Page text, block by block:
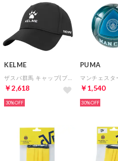
KELME
￥2,618
30%
PUMA
￥1,540
30%